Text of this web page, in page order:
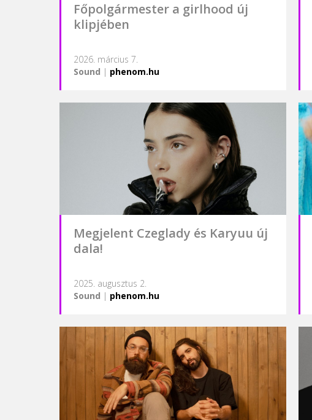
Főpolgármester a girlhood új
klipjében
2026. március 7.
Sound | phenom.hu
Megjelent Czeglady és Karyuu új
dala!
2025. augusztus 2.
Sound | phenom.hu